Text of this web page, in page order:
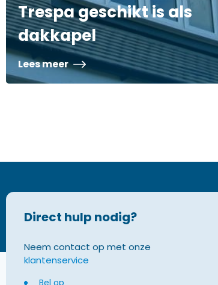
Trespa geschikt is als
dakkapel
Lees meer
Direct hulp nodig?
Neem contact op met onze
klantenservice
Bel op